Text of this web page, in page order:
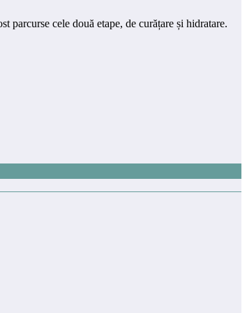
parcurse cele două etape, de curățare și hidratare.